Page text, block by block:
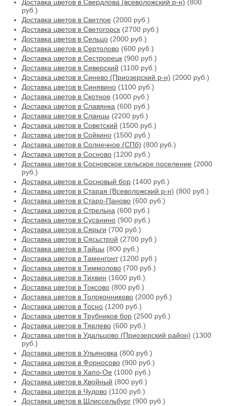
Доставка цветов в Свердлова (всеволожский р-н) (800
руб.)
Доставка цветов в Светлое (2000 руб.)
Доставка цветов в Светогорск (2700 руб.)
Доставка цветов в Сельцо (2000 руб.)
Доставка цветов в Сертолово (600 руб.)
Доставка цветов в Сестрорецк (900 руб.)
Доставка цветов в Сиверский (1100 руб.)
Доставка цветов в Синево (Приозерский р-н) (2000 руб.)
Доставка цветов в Синявино (1100 руб.)
Доставка цветов в Скотное (1000 руб.)
Доставка цветов в Славянка (600 руб.)
Доставка цветов в Сланцы (2200 руб.)
Доставка цветов в Советский (1500 руб.)
Доставка цветов в Сойкино (1500 руб.)
Доставка цветов в Солнечное (СПб) (800 руб.)
Доставка цветов в Сосново (1200 руб.)
Доставка цветов в Сосновское сельское поселение (2000
руб.)
Доставка цветов в Сосновый бор (1400 руб.)
Доставка цветов в Старая (Всеволожский р-н) (800 руб.)
Доставка цветов в Старо-Паново (600 руб.)
Доставка цветов в Стрельна (600 руб.)
Доставка цветов в Сусанино (900 руб.)
Доставка цветов в Сярьги (700 руб.)
Доставка цветов в Сясьстрой (2700 руб.)
Доставка цветов в Тайцы (800 руб.)
Доставка цветов в Таменгонт(1200 руб.)
Доставка цветов в Тиммолово (700 руб.)
Доставка цветов в Тихвин (1600 руб.)
Доставка цветов в Токсово (800 руб.)
Доставка цветов в Толоконниково (2000 руб.)
Доставка цветов в Тосно (1200 руб.)
Доставка цветов в Трубников бор (2500 руб.)
Доставка цветов в Тярлево (600 руб.)
Доставка цветов в Удальцово (Приозерский район) (1300
руб.)
Доставка цветов в Ульяновка (800 руб.)
Доставка цветов в Форносово (900 руб.)
Доставка цветов в Хапо-Ое (1000 руб.)
Доставка цветов в Хвойный (800 руб.)
Доставка цветов в Чудово (1100 руб.)
Доставка цветов в Шлиссельбург (900 руб.)